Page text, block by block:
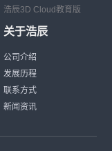
浩辰3D Cloud教育版
关于浩辰
公司介绍
发展历程
联系方式
新闻资讯